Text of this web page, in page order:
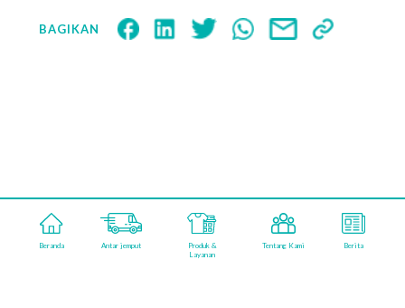
BAGIKAN
aqualisfabricareindonesia
©2026 AQUALIS FABRICARE. POWERED BY
Beranda Antar jemput
Produk &
Layanan
Tentang Kami Berita